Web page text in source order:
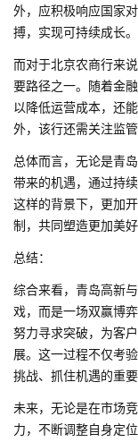
外，应积极响应国家
搏，实现可持续成长。
而对于北京农商行来
要路径之一。随着金
以降低运营成本，还
外，该行还需关注监
总体而言，无论是青
带来的机遇，通过持
这样的背景下，更加
制，共同塑造更加美好
总结：
综合来看，青岛高新
戏，而是一场双赢博
努力寻求突破，为客
展。这一过程不仅考
挑战、抓住机遇的重要
未来，无论是在市场
力，不断调整自身定